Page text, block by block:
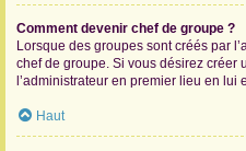
Comment devenir chef de groupe ?
Lorsque des groupes sont créés par
chef de groupe. Si vous désirez créer
l’administrateur en premier lieu en lui
Haut